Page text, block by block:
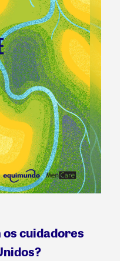
cuidadores